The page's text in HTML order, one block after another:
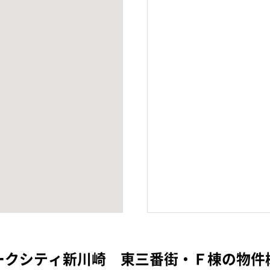
クシティ新川崎 東三番街・Ｆ棟の物件